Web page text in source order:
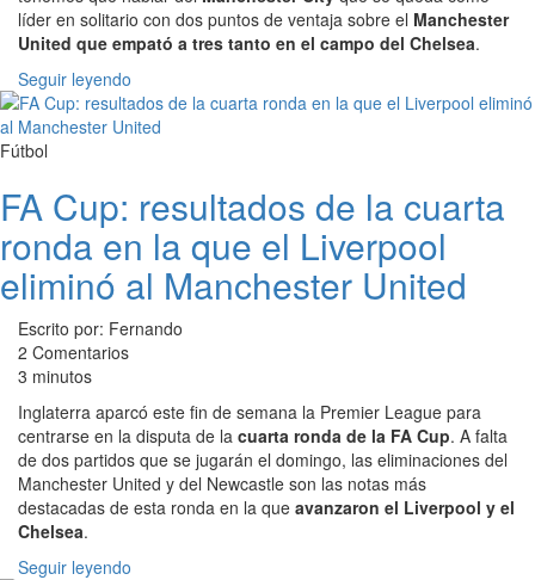
líder en solitario con dos puntos de ventaja sobre el Manchester
United que empató a tres tanto en el campo del Chelsea.
Seguir leyendo
Fútbol
FA Cup: resultados de la cuarta
ronda en la que el Liverpool
eliminó al Manchester United
Escrito por: Fernando
2 Comentarios
3 minutos
Inglaterra aparcó este fin de semana la Premier League para
centrarse en la disputa de la cuarta ronda de la FA Cup. A falta
de dos partidos que se jugarán el domingo, las eliminaciones del
Manchester United y del Newcastle son las notas más
destacadas de esta ronda en la que avanzaron el Liverpool y el
Chelsea.
Seguir leyendo